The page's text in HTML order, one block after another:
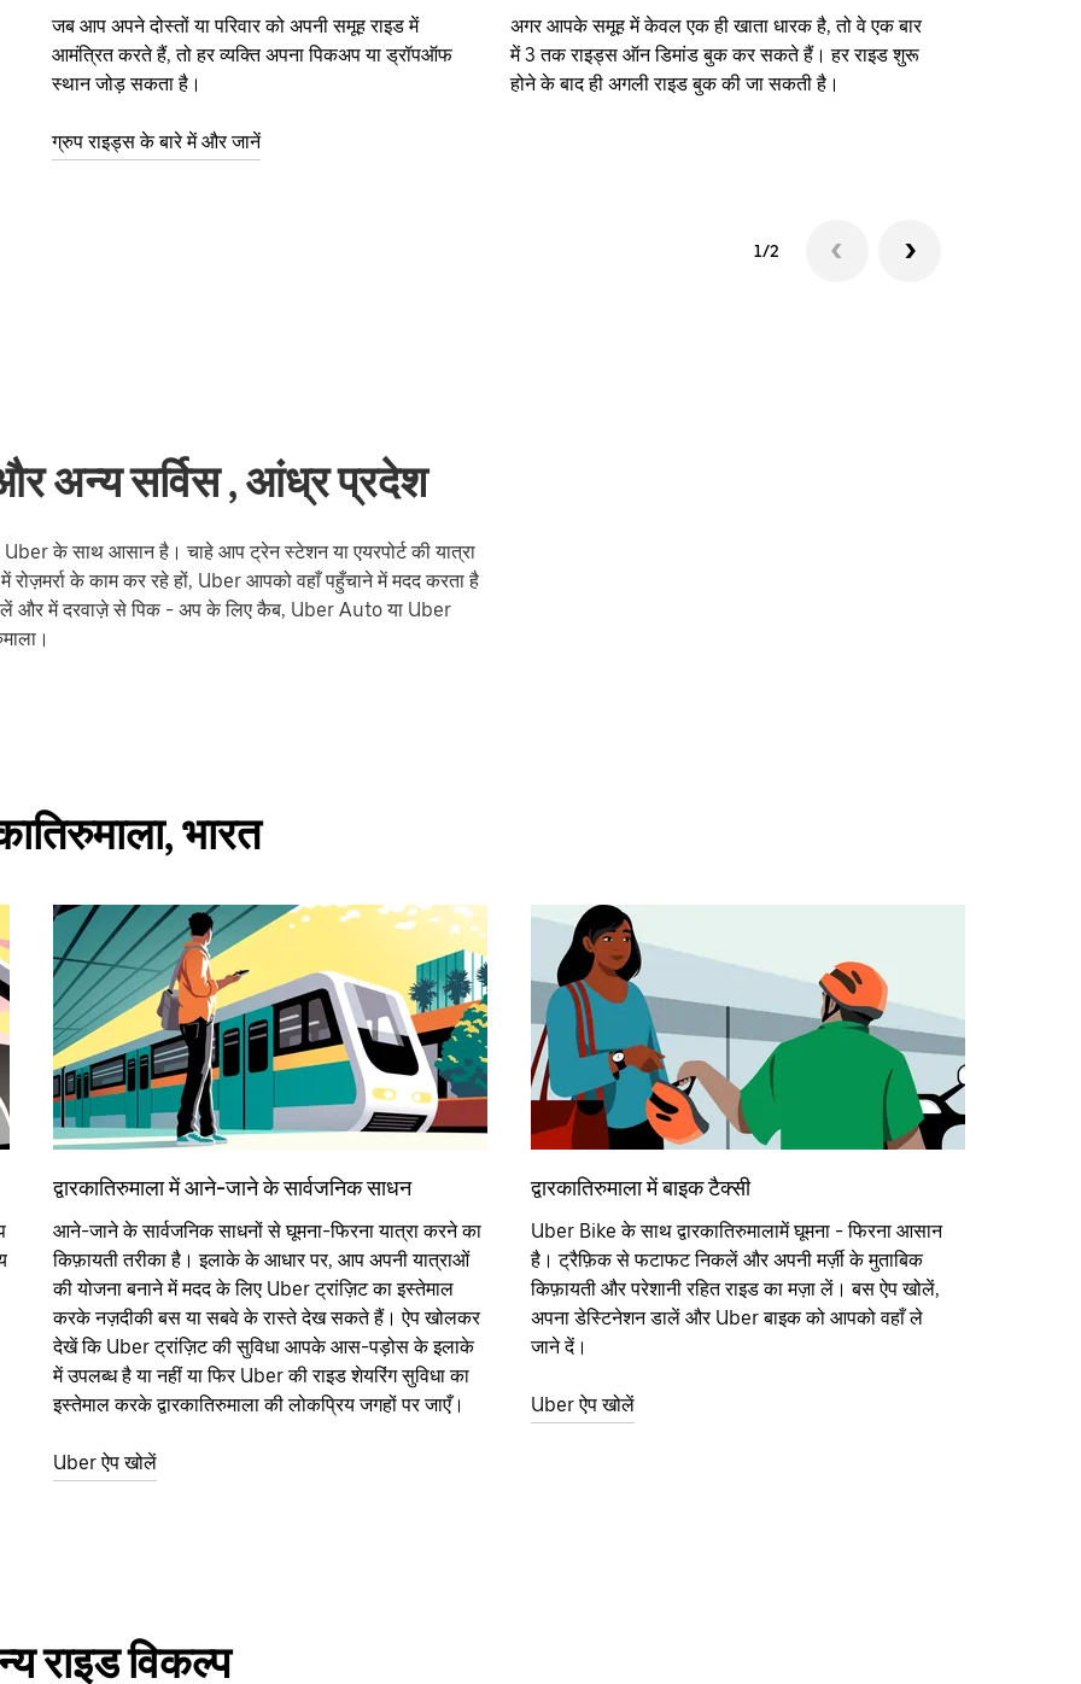
जब आप अपने दोस्तों या परिवार को अपनी समूह राइड में
आमंत्रित करते हैं, तो हर व्यक्ति अपना पिकअप या ड्रॉपऑफ
स्थान जोड़ सकता है।
ग्रुप राइड्स के बारे में और जानें
अगर आपके समूह में केवल एक ही खाता धारक है, तो वे एक बार
में 3 तक राइड्स ऑन डिमांड बुक कर सकते हैं। हर राइड शुरू
होने के बाद ही अगली राइड बुक की जा सकती है।
1/2
और अन्य सर्विस , आंध्र प्रदेश
के साथ आसान है। चाहे आप ट्रेन स्टेशन या एयरपोर्ट की यात्रा
रोज़मर्रा के काम कर रहे हों, Uber आपको वहाँ पहुँचाने में मदद करता है
और में दरवाज़े से पिक - अप के लिए कैब, Uber Auto या Uber
भारत
द्वारकातिरुमाला में आने-जाने के सार्वजनिक साधन
आने-जाने के सार्वजनिक साधनों से घूमना-फिरना यात्रा करने का
किफ़ायती तरीका है। इलाके के आधार पर, आप अपनी यात्राओं
की योजना बनाने में मदद के लिए Uber ट्रांज़िट का इस्तेमाल
करके नज़दीकी बस या सबवे के रास्ते देख सकते हैं। ऐप खोलकर
देखें कि Uber ट्रांज़िट की सुविधा आपके आस-पड़ोस के इलाके
में उपलब्ध है या नहीं या फिर Uber की राइड शेयरिंग सुविधा का
इस्तेमाल करके द्वारकातिरुमाला की लोकप्रिय जगहों पर जाएँ।
Uber ऐप खोलें
द्वारकातिरुमाला में बाइक टैक्सी
Uber Bike के साथ द्वारकातिरुमालामें घूमना - फिरना आसान
है। ट्रैफ़िक से फटाफट निकलें और अपनी मर्ज़ी के मुताबिक
किफ़ायती और परेशानी रहित राइड का मज़ा लें। बस ऐप खोलें,
अपना डेस्टिनेशन डालें और Uber बाइक को आपको वहाँ ले
जाने दें।
Uber ऐप खोलें
राइड विकल्प